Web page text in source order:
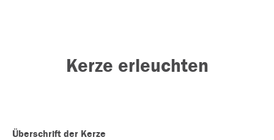
Kerze erleuchten
Überschrift der Kerze